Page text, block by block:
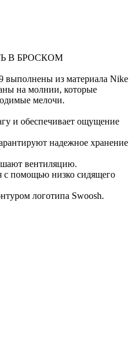
В БРОСКОМ
выполнены из материала Nike
на молнии, которые
мелочи.
и обеспечивает ощущение
надежное хранение
вентиляцию.
с помощью низко сидящего
логотипа Swoosh.